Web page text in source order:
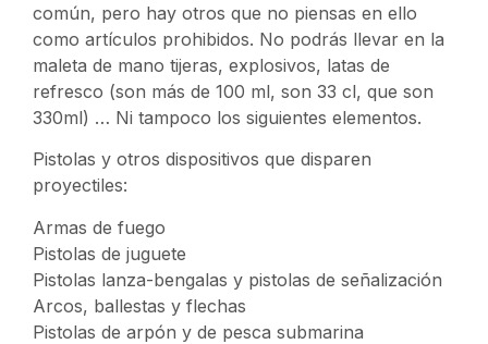
común, pero hay otros que no piensas en ello
como artículos prohibidos. No podrás llevar en la
maleta de mano tijeras, explosivos, latas de
refresco (son más de 100 ml, son 33 cl, que son
330ml) … Ni tampoco los siguientes elementos.
Pistolas y otros dispositivos que disparen
proyectiles:
Armas de fuego
Pistolas de juguete
Pistolas lanza-bengalas y pistolas de señalización
Arcos, ballestas y flechas
Pistolas de arpón y de pesca submarina